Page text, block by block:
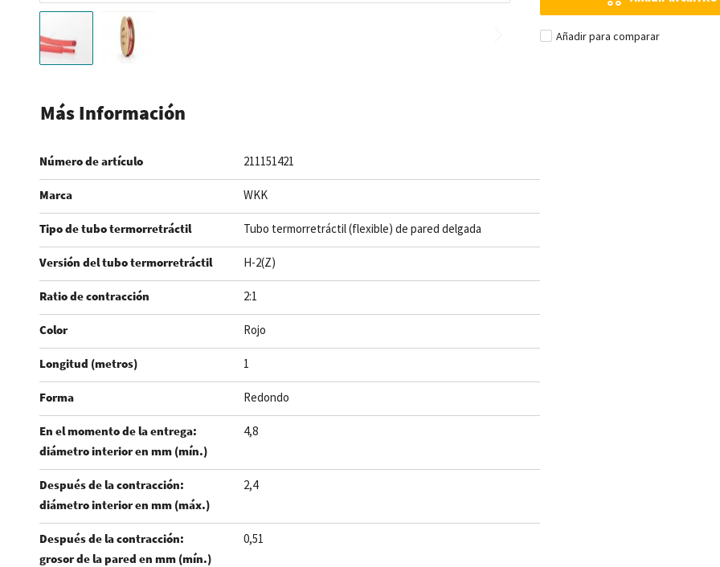
comienzo
la
galería
de
imágenes
Añadir para comparar
Más Información
Número de artículo 211151421
Marca WKK
Tipo de tubo termorretráctil Tubo termorretráctil (flexible) de pared delgada
Versión del tubo termorretráctil H-2(Z)
Ratio de contracción 2:1
Color Rojo
Longitud (metros) 1
Forma Redondo
En el momento de la entrega:
diámetro interior en mm (mín.)
4,8
Después de la contracción:
diámetro interior en mm (máx.)
2,4
Después de la contracción:
grosor de la pared en mm (mín.)
0,51